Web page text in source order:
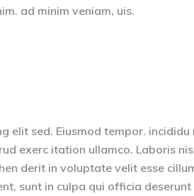
ad minim veniam, uis.
elit sed. Eiusmod tempor.
exerc itation ullamco. Laboris
derit in voluptate velit esse
sunt in culpa qui officia